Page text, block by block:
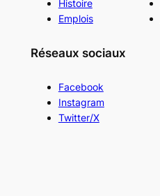
Histoire
Emplois
Réseaux sociaux
Facebook
Instagram
Twitter/X